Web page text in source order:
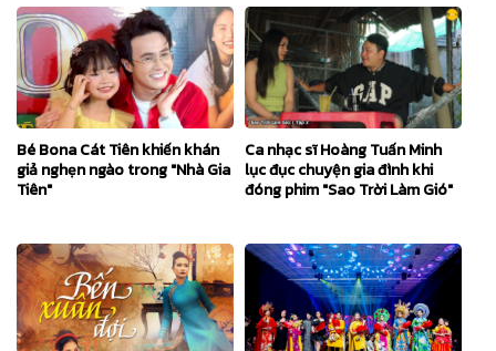
Bé Bona Cát Tiên khiến khán
giả nghẹn ngào trong "Nhà Gia
Tiên"
Ca nhạc sĩ Hoàng Tuấn Minh
lục đục chuyện gia đình khi
đóng phim "Sao Trời Làm Gió"